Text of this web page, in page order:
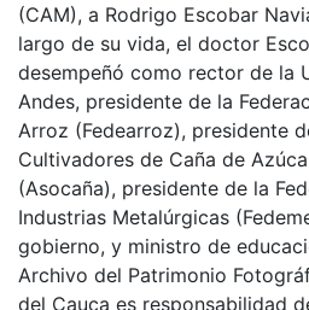
(CAM), a Rodrigo Escobar
largo de su vida, el doctor
desempeñó como rector de la
Andes, presidente de la
Arroz (Fedearroz), presidente
Cultivadores de Caña de
(Asocaña), presidente de la
Industrias Metalúrgicas
gobierno, y ministro de
Archivo del Patrimonio
del Cauca es responsabilidad